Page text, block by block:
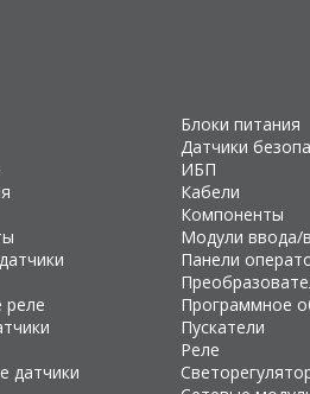
Блоки питания
Датчики
ИБП
Кабели
Компоненты
Модули ввода/
Панели
реле
Программное
Пускатели
Реле
датчики